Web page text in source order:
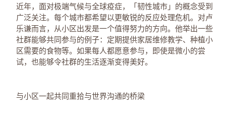
近年，面对极端气候与全球疫症，「韧性城市」的概念受到
广泛关注。每个城市都希望以更敏锐的反应处理危机。对卢
乐谦而言，从小区出发是一个值得努力的方向。他举出一些
社群能够共同参与的例子：定期提供家居维修教学、种植小
区需要的食物等。如果每人都愿意参与，即使是微小的尝
试，也能够令社群的生活逐渐变得美好。
与小区一起共同重拾与世界沟通的桥梁